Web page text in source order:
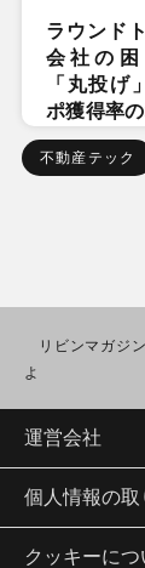
ラウンド
会社の
「丸投げ
ポ獲得率
不動産テック
リビンマガジ
よ
運営会社
個人情報の取
クッキーにつ